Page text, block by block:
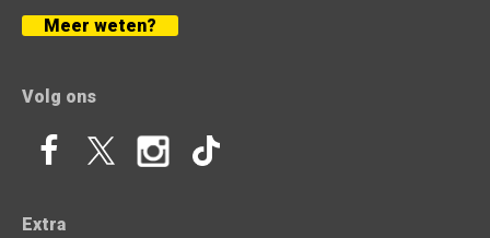
Meer weten?
Volg ons
Extra